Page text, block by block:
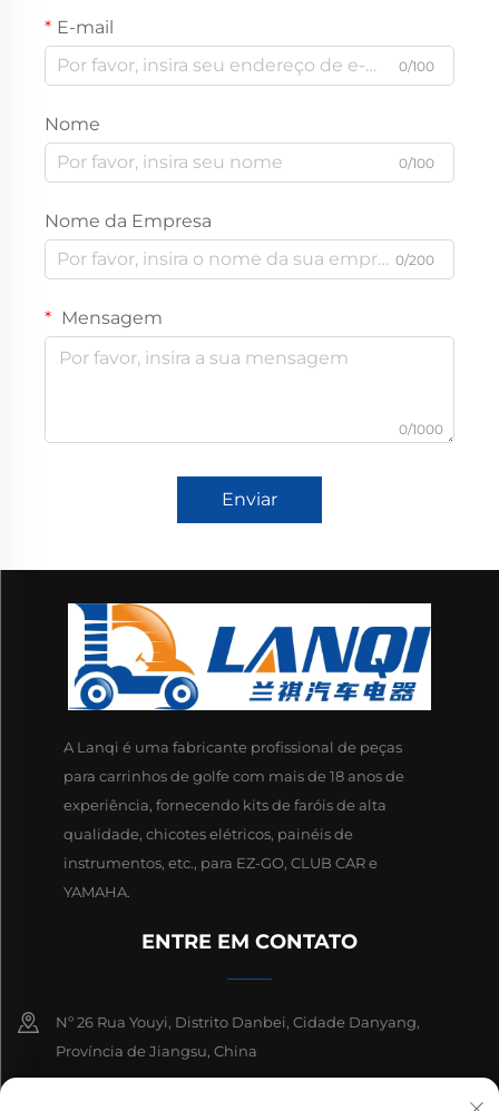
E-mail
0/100
Nome
0/100
Nome da Empresa
0/200
Mensagem
0/1000
Enviar
A Lanqi é uma fabricante profissional de peças
para carrinhos de golfe com mais de 18 anos de
experiência, fornecendo kits de faróis de alta
qualidade, chicotes elétricos, painéis de
instrumentos, etc., para EZ-GO, CLUB CAR e
YAMAHA.
ENTRE EM CONTATO
Nº 26 Rua Youyi, Distrito Danbei, Cidade Danyang,
Província de Jiangsu, China